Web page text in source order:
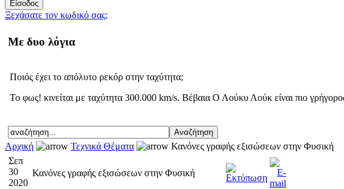
Ξεχάσατε τον κωδικό σας;
Με δυο λόγια
Ποιός έχει το απόλυτο ρεκόρ στην ταχύτητα;
Το φως! κινείται με ταχύτητα 300.000 km/s. Βέβαια Ο Λούκυ Λούκ είναι πιο
Αρχική Τεχνικά Θέματα
Κανόνες γραφής εξισώσεων στην Φυσική
Σεπ
30
2020
Κανόνες γραφής εξισώσεων στην Φυσική